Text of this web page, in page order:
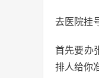
去医院挂
首先要办
排人给你